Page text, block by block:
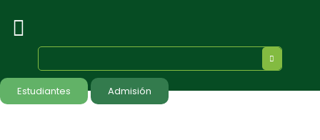
Estudiantes Admisión